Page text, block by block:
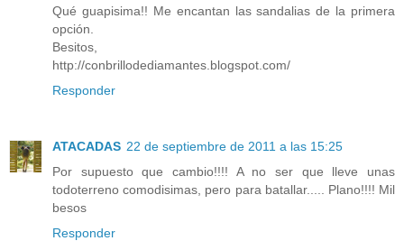
Qué guapisima!! Me encantan las sandalias de la primera
opción.
Besitos,
http://conbrillodediamantes.blogspot.com/
Responder
ATACADAS 22 de septiembre de 2011 a las 15:25
Por supuesto que cambio!!!! A no ser que lleve unas
todoterreno comodisimas, pero para batallar..... Plano!!!! Mil
besos
Responder